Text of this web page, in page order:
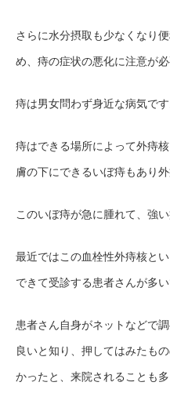
さらに水分摂取も少なくなり
め、痔の症状の悪化に注意が必
痔は男女問わず身近な病気です
痔はできる場所によって外痔
膚の下にできるいぼ痔もあり外
このいぼ痔が急に腫れて、強
最近ではこの血栓性外痔核と
できて受診する患者さんが多い
患者さん自身がネットなどで
良いと知り、押してはみたも
かったと、来院されることも多